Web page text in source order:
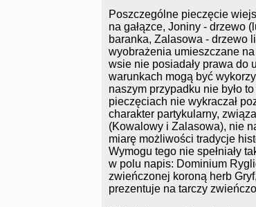
Poszczególne pieczęcie
na gałązce, Joniny - drzewo
baranka, Zalasowa - drzewo
wyobrażenia umieszczane
wsie nie posiadały prawa do
warunkach mogą być
naszym przypadku nie było
pieczęciach nie wykraczał
charakter partykularny,
(Kowalowy i Zalasowa), nie
miarę możliwości tradycje
Wymogu tego nie spełniały
w polu napis: Dominium
zwieńczonej koroną herb
prezentuje na tarczy